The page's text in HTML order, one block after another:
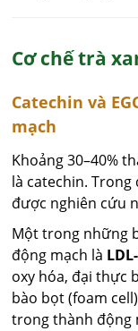
Cơ chế trà
Catechin và
mạch
Khoảng 30–40%
là catechin. Trong
được nghiên cứu
Một trong những
động mạch là
oxy hóa, đại thực
bào bọt (foam
trong thành động